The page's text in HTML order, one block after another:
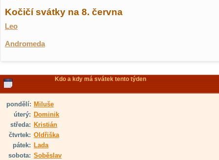
Kočičí svátky na 8. června
Leo
Andromeda
Kdo a kdy má svátek tento týden
pondělí: Miluše
úterý: Dominik
středa: Kristián
čtvrtek: Oldřiška
pátek: Lada
sobota: Soběslav